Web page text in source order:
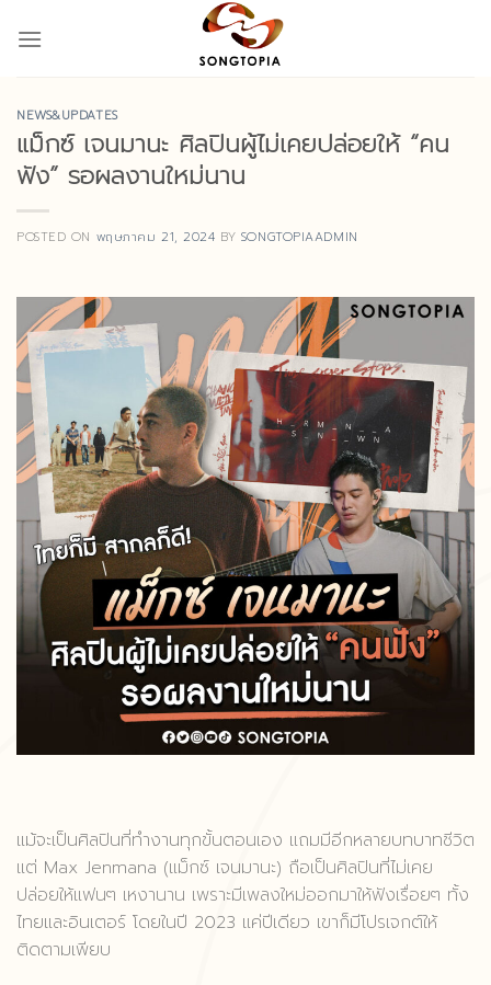
NEWS&UPDATES
แม็กซ์ เจนมานะ ศิลปินผู้ไม่เคยปล่อยให้ “คน
ฟัง” รอผลงานใหม่นาน
POSTED ON พฤษภาคม 21, 2024 BY SONGTOPIAADMIN
แม้จะเป็นศิลปินที่ทำงานทุกขั้นตอนเอง แถมมีอีกหลายบทบาทชีวิต
แต่ Max Jenmana (แม็กซ์ เจนมานะ) ถือเป็นศิลปินที่ไม่เคย
ปล่อยให้แฟนๆ เหงานาน เพราะมีเพลงใหม่ออกมาให้ฟังเรื่อยๆ ทั้ง
ไทยและอินเตอร์ โดยในปี 2023 แค่ปีเดียว เขาก็มีโปรเจกต์ให้
ติดตามเพียบ